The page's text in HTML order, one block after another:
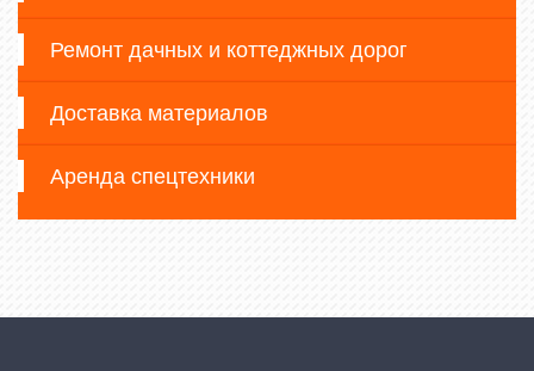
Ремонт дачных и коттеджных дорог
Доставка материалов
Аренда спецтехники